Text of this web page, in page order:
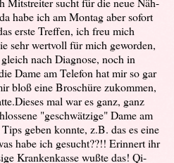
habe ich am Montag aber sofort
erste Treffen, ich freu mich
sehr wertvoll für mich geworden,
nach Diagnose, noch in
Dame am Telefon hat mir so gar
bloß eine Broschüre zukommen,
mal war es ganz, ganz
"geschwätzige" Dame am
geben konnte, z.B. das es eine
habe ich gesucht??!! Erinnert ihr
Krankenkasse wußte das! Qi-